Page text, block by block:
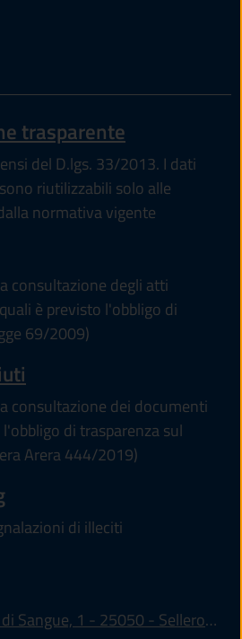
trasparente
del D.lgs. 33/2013. I dati
riutilizzabili solo alle
normativa vigente
consultazione degli atti
è previsto l'obbligo di
69/2009)
consultazione dei documenti
di trasparenza sul
Arera 444/2019)
di illeciti
1 - 25050 - Sellero (BS)